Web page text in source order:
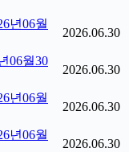
년06월
2026.06.30
06월30
2026.06.30
년06월
2026.06.30
년06월
2026.06.30